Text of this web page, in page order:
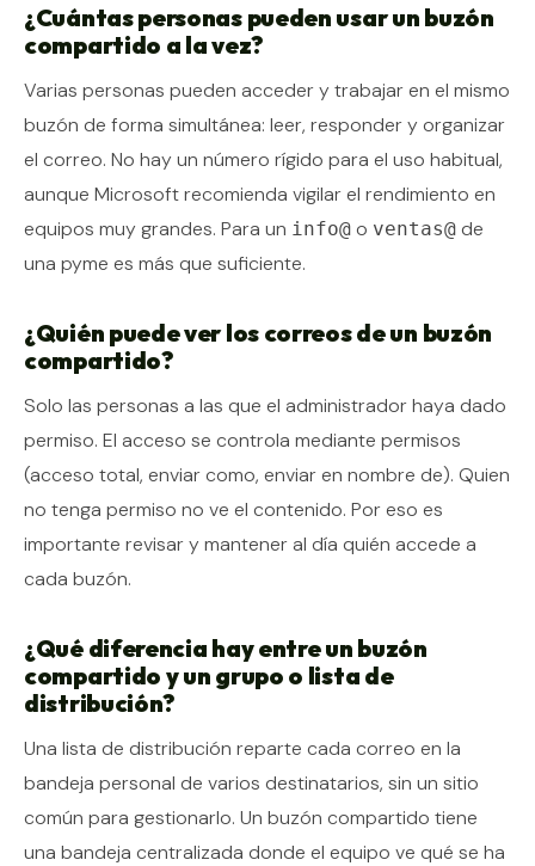
¿Cuántas personas pueden usar un buzón
compartido a la vez?
Varias personas pueden acceder y trabajar en el mismo
buzón de forma simultánea: leer, responder y organizar
el correo. No hay un número rígido para el uso habitual,
aunque Microsoft recomienda vigilar el rendimiento en
equipos muy grandes. Para un info@ o ventas@ de
una pyme es más que suficiente.
¿Quién puede ver los correos de un buzón
compartido?
Solo las personas a las que el administrador haya dado
permiso. El acceso se controla mediante permisos
(acceso total, enviar como, enviar en nombre de). Quien
no tenga permiso no ve el contenido. Por eso es
importante revisar y mantener al día quién accede a
cada buzón.
¿Qué diferencia hay entre un buzón
compartido y un grupo o lista de
distribución?
Una lista de distribución reparte cada correo en la
bandeja personal de varios destinatarios, sin un sitio
común para gestionarlo. Un buzón compartido tiene
una bandeja centralizada donde el equipo ve qué se ha